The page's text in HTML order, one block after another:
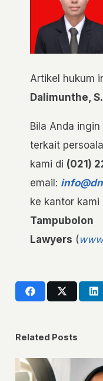
Artikel hukum
Dalimunthe,
Bila Anda
terkait
kami di (021)
email:
ke kantor kami
Tampubolon
Lawyers (
Related Posts